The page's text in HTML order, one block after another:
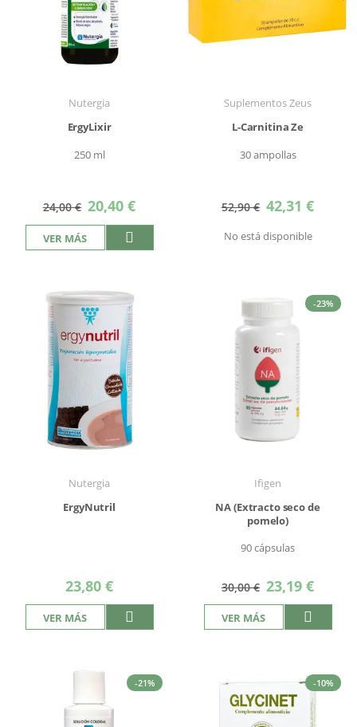
Nutergia
ErgyLixir
250 ml
24,00 € Precio
especial
20,40 €
VER MÁS
Suplementos Zeus
L-Carnitina Ze
30 ampollas
52,90 € Precio
especial
42,31 €
No está disponible
Nutergia
ErgyNutril
23,80 €
VER MÁS
-23%
Ifigen
NA (Extracto seco de
pomelo)
90 cápsulas
30,00 € Precio
especial
23,19 €
VER MÁS
-21% -10%